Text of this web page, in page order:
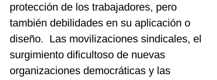
protección de los trabajadores, pero
también debilidades en su aplicación o
diseño. Las movilizaciones sindicales, el
surgimiento dificultoso de nuevas
organizaciones democráticas y las